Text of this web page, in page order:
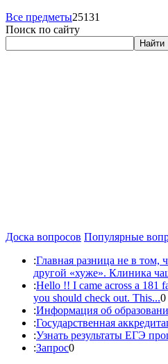
Все предметы25131
Поиск по сайту
Найти
Доска вопросов Популярные
:Главная разница не в том,
другой «хуже». Клиника
:Hello !! I came across a 181
you should check out. This...0
:Информация об
:Государственная
:Узнать результаты ЕГЭ
:Запрос0